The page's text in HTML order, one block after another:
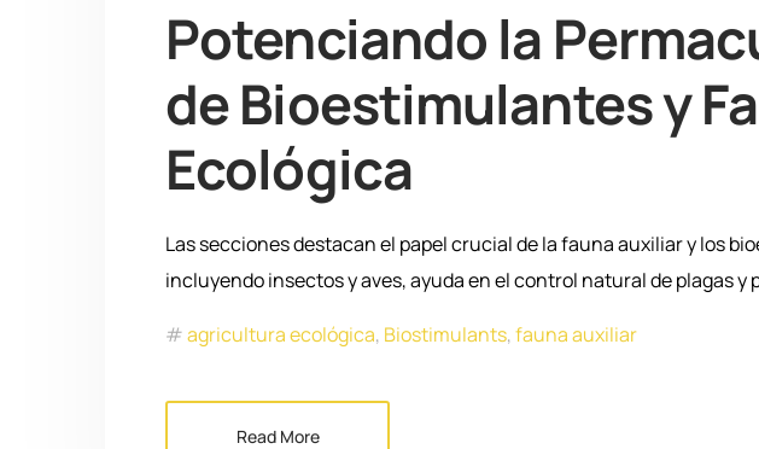
Potenciando la
de Bioestimulantes y
Ecológica
Las secciones destacan el papel crucial de la fauna auxiliar y los
incluyendo insectos y aves, ayuda en el control natural de plagas
agricultura ecológica, Biostimulants,fauna auxiliar
Read More